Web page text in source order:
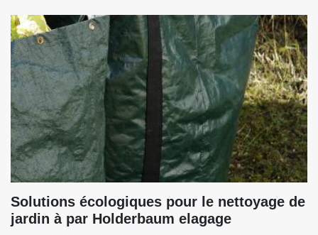
Solutions écologiques pour le nettoyage de
jardin à par Holderbaum elagage